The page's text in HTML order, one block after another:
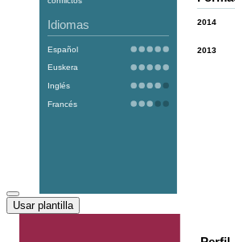
Usar plantilla